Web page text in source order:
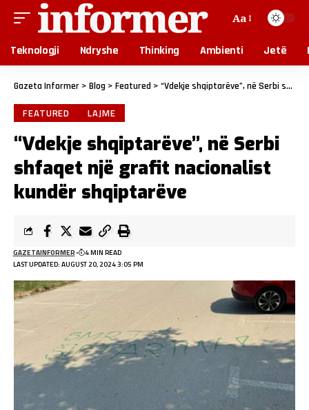
Aa
Teknologji Ndryshe Thinking Ambienti Jetë
Gazeta Informer > Blog > Featured > “Vdekje shqiptarëve”, në Serbi shfaqet një grafit nacionalist kundër shqiptarëve
FEATURED LAJME
“Vdekje shqiptarëve”, në Serbi
shfaqet një grafit nacionalist
kundër shqiptarëve
LAST UPDATED: AUGUST 20, 2024 3:05 PM
GAZETAINFORMER 4 MIN READ